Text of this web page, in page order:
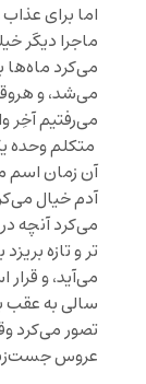
اما برای
ماجرا دیگر
می‌کرد ماه‌ها
می‌شد، و
می‌رفتیم آخِر
متکلم وحده
آن زمان اسم
آدم خیال
می‌کرد آنچه
تر و تازه
می‌آید، و
سالی به عقب
تصور می‌کرد
عروس